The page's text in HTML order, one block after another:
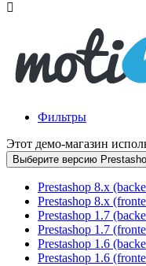

Фильтры
Этот демо-магазин
Выберите версию
Prestashop 8.x
Prestashop 8.x
Prestashop 1.7
Prestashop 1.7
Prestashop 1.6
Prestashop 1.6